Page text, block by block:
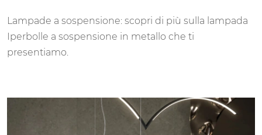
Lampade a sospensione: scopri di più sulla lampada
Iperbolle a sospensione in metallo che ti
presentiamo.